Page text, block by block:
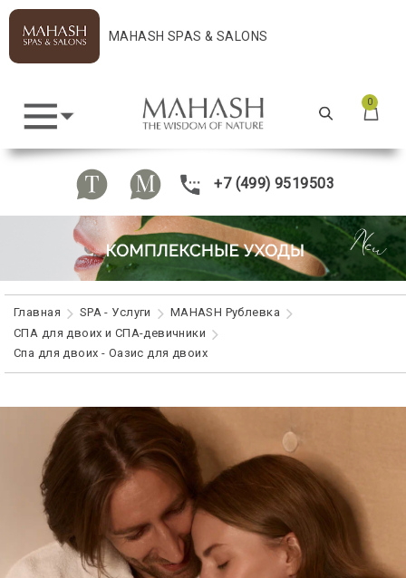
MAHASH SPAS & SALONS
0
+7 (499) 9519503
Главная SPA - Услуги
MAHASH Рублевка
СПА для двоих и СПА-девичники
Cпа для двоих - Оазис для двоих